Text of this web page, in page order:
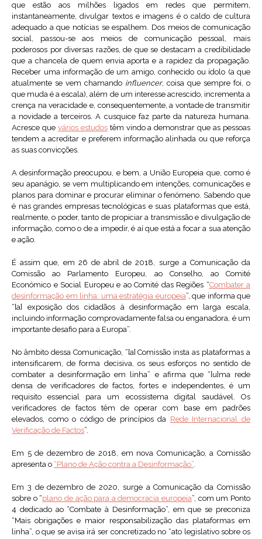
que estão aos milhões ligados em redes que permitem,
instantaneamente, divulgar textos e imagens é o caldo de cultura
adequado a que notícias se espalhem. Dos meios de comunicação
social, passou-se aos meios de comunicação pessoal, mais
poderosos por diversas razões, de que se destacam a credibilidade
que a chancela de quem envia aporta e a rapidez da propagação.
Receber uma informação de um amigo, conhecido ou ídolo (a que
atualmente se vem chamando influencer, coisa que sempre foi, o
que muda é a escala), além de um interesse acrescido, incrementa a
crença na veracidade e, consequentemente, a vontade de transmitir
a novidade a terceiros. A cusquice faz parte da natureza humana.
Acresce que vários estudostêm vindo a demonstrar que as pessoas
tendem a acreditar e preferem informação alinhada ou que reforça
as suas convicções.
A desinformação preocupou, e bem, a União Europeia que, como é
seu apanágio, se vem multiplicando em intenções, comunicações e
planos para dominar e procurar eliminar o fenómeno. Sabendo que
é nas grandes empresas tecnológicas e suas plataformas que está,
realmente, o poder, tanto de propiciar a transmissão e divulgação de
informação, como o de a impedir, é aí que está a focar a sua atenção
e ação.
É assim que, em 26 de abril de 2018, surge a Comunicação da
Comissão ao Parlamento Europeu, ao Conselho, ao Comité
Económico e Social Europeu e ao Comité das Regiões “Combater a
desinformação em linha: uma estratégia europeia”, que informa que
“[a] exposição dos cidadãos à desinformação em larga escala,
incluindo informação comprovadamente falsa ou enganadora, é um
importante desafio para a Europa”.
No âmbito dessa Comunicação, “[a] Comissão insta as plataformas a
intensificarem, de forma decisiva, os seus esforços no sentido de
combater a desinformação em linha” e afirma que “[u]ma rede
densa de verificadores de factos, fortes e independentes, é um
requisito essencial para um ecossistema digital saudável. Os
verificadores de factos têm de operar com base em padrões
elevados, como o código de princípios da Rede Internacional de
Verificação de Factos”.
Em 5 de dezembro de 2018, em nova Comunicação, a Comissão
apresenta o “Plano de Ação contra a Desinformação”.
Em 3 de dezembro de 2020, surge a Comunicação da Comissão
sobre o “plano de ação para a democracia europeia”, com um Ponto
4 dedicado ao “Combate à Desinformação”, em que se preconiza
“Mais obrigações e maior responsabilização das plataformas em
linha”, o que se avisa irá ser concretizado no “ato legislativo sobre os